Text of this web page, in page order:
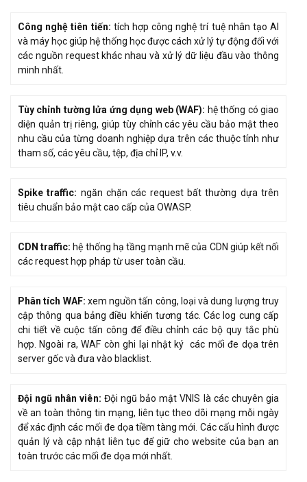
Công nghệ tiên tiến: tích hợp công nghệ trí tuệ nhân tạo AI
và máy học giúp hệ thống học được cách xử lý tự động đối với
các nguồn request khác nhau và xử lý dữ liệu đầu vào thông
minh nhất.
Tùy chỉnh tường lửa ứng dụng web (WAF): hệ thống có giao
diện quản trị riêng, giúp tùy chỉnh các yêu cầu bảo mật theo
nhu cầu của từng doanh nghiệp dựa trên các thuộc tính như
tham số, các yêu cầu, tệp, địa chỉ IP, v.v.
Spike traffic: ngăn chặn các request bất thường dựa trên
tiêu chuẩn bảo mật cao cấp của OWASP.
CDN traffic: hệ thống hạ tầng mạnh mẽ của CDN giúp kết nối
các request hợp pháp từ user toàn cầu.
Phân tích WAF: xem nguồn tấn công, loại và dung lượng truy
cập thông qua bảng điều khiển tương tác. Các log cung cấp
chi tiết về cuộc tấn công để điều chỉnh các bộ quy tắc phù
hợp. Ngoài ra, WAF còn ghi lại nhật ký các mối đe dọa trên
server gốc và đưa vào blacklist.
Đội ngũ nhân viên: Đội ngũ bảo mật VNIS là các chuyên gia
về an toàn thông tin mạng, liên tục theo dõi mạng mỗi ngày
để xác định các mối đe dọa tiềm tàng mới. Các cấu hình được
quản lý và cập nhật liên tục để giữ cho website của bạn an
toàn trước các mối đe dọa mới nhất.